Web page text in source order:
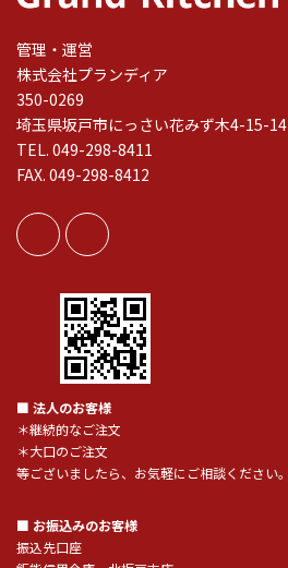
管理・運営
株式会社プランディア
350-0269
埼玉県坂戸市にっさい花みず木4-15-14
TEL. 049-298-8411
FAX. 049-298-8412
■ 法人のお客様
＊継続的なご注文
＊大口のご注文
等ございましたら、お気軽にご相談ください。
■ お振込みのお客様
振込先口座